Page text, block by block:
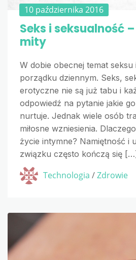
10 października 2016
Seks i seksualność
mity
W dobie obecnej temat seksu
porządku dziennym. Seks,
erotyczne nie są już tabu i
odpowiedź na pytanie jakie
nurtuje. Jednak wiele osób
miłosne wzniesienia.
życie intymne? Namiętność i
związku często kończą się […]
Technologia /Zdrowie